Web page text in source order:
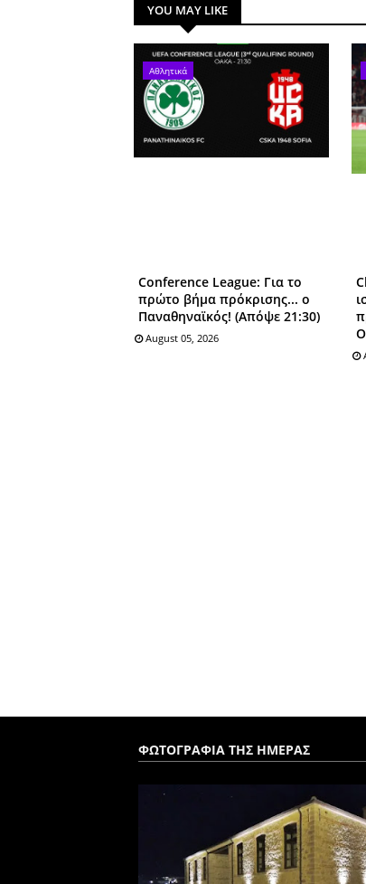
YOU MAY LIKE
Αθλητικά
Conference League: Για το
πρώτο βήμα πρόκρισης... ο
Παναθηναϊκός! (Απόψε 21:30)
August 05, 2026
ΦΩΤΟΓΡΑΦΙΑ ΤΗΣ ΗΜΕΡΑΣ